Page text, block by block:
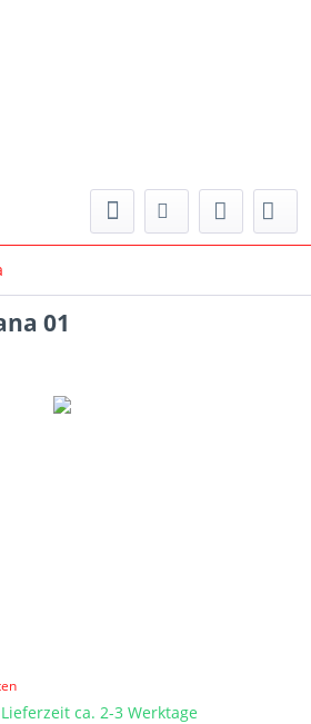
01
ca. 2-3 Werktage